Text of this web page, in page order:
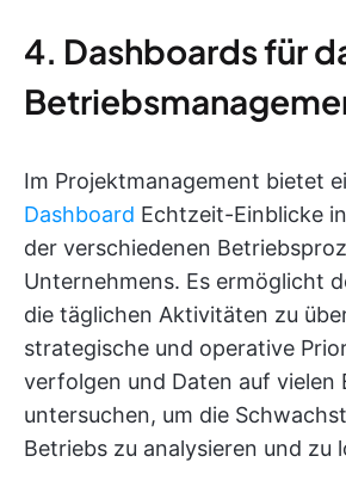
4. Dashboards für
Im Projektmanagement bietet
Dashboard Echtzeit-Einblicke
der verschiedenen
Unternehmens. Es ermöglicht
die täglichen Aktivitäten zu
strategische und operative
verfolgen und Daten auf vielen
untersuchen, um die
Betriebs zu analysieren und zu